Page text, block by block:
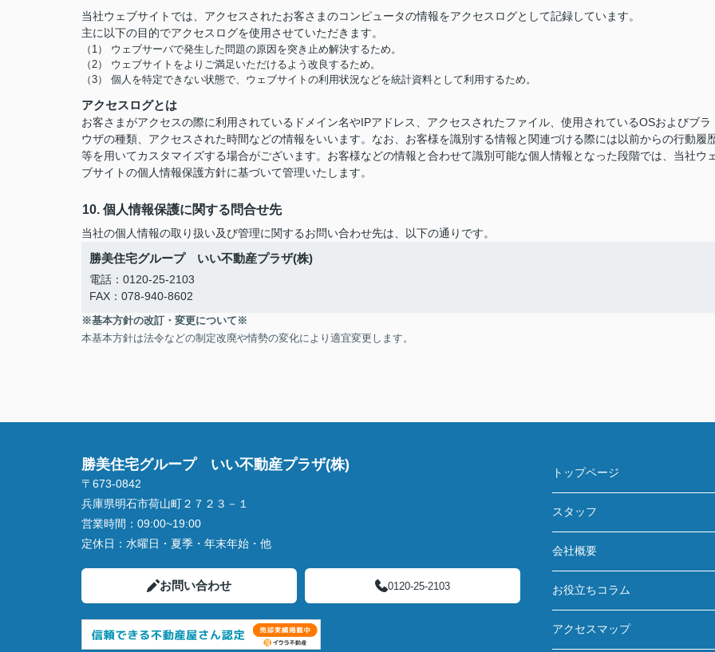
当社ウェブサイトでは、アクセスされたお客さまのコンピュータの情報をアクセスログとして記録しています。
主に以下の目的でアクセスログを使用させていただきます。
（1） ウェブサーバで発生した問題の原因を突き止め解決するため。
（2） ウェブサイトをよりご満足いただけるよう改良するため。
（3） 個人を特定できない状態で、ウェブサイトの利用状況などを統計資料として利用するため。
アクセスログとは
お客さまがアクセスの際に利用されているドメイン名やIPアドレス、アクセスされたファイル、使用されているOSおよびブラ
ウザの種類、アクセスされた時間などの情報をいいます。なお、お客様を識別する情報と関連づける際には以前からの行動履
等を用いてカスタマイズする場合がございます。お客様などの情報と合わせて識別可能な個人情報となった段階では、当社ウェ
ブサイトの個人情報保護方針に基づいて管理いたします。
10. 個人情報保護に関する問合せ先
当社の個人情報の取り扱い及び管理に関するお問い合わせ先は、以下の通りです。
勝美住宅グループ いい不動産プラザ(株)
電話：0120-25-2103
FAX：078-940-8602
※基本方針の改訂・変更について※
本基本方針は法令などの制定改廃や情勢の変化により適宜変更します。
勝美住宅グループ いい不動産プラザ(株)
〒673-0842
兵庫県明石市荷山町２７２３－１
営業時間： 09:00~19:00
定休日： 水曜日・夏季・年末年始・他
お問い合わせ 0120-25-2103
トップページ
スタッフ
会社概要
お役立ちコラム
アクセスマップ